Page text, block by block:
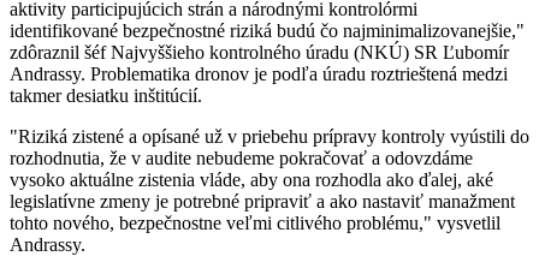
aktivity participujúcich strán a národnými kontrolórmi
identifikované bezpečnostné riziká budú čo najminimalizovanejšie,"
zdôraznil šéf Najvyššieho kontrolného úradu (NKÚ) SR Ľubomír
Andrassy. Problematika dronov je podľa úradu roztrieštená medzi
takmer desiatku inštitúcií.
"Riziká zistené a opísané už v priebehu prípravy kontroly vyústili do
rozhodnutia, že v audite nebudeme pokračovať a odovzdáme
vysoko aktuálne zistenia vláde, aby ona rozhodla ako ďalej, aké
legislatívne zmeny je potrebné pripraviť a ako nastaviť manažment
tohto nového, bezpečnostne veľmi citlivého problému," vysvetlil
Andrassy.